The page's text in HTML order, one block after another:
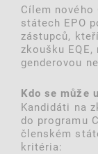
Cílem nového
státech EPO
zástupců,
zkoušku
genderovou
Kdo se může
Kandidáti na
do programu
členském
kritéria: